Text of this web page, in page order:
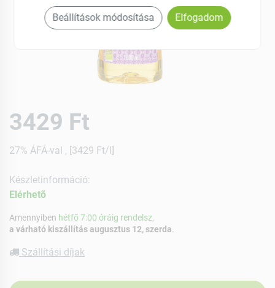
3429 Ft
27% ÁFÁ-val , [3429 Ft/l]
Készletinformáció:
Elérhetõ
Amennyiben hétfő 7:00 óráig rendelsz,
a várható kiszállítás augusztus 12, szerda
Szállítási díjak
Beállítások módosítása Elfogadom